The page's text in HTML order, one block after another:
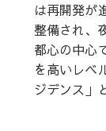
は再開発が
整備され、
都心の中心
を高いレベ
ジデンス」